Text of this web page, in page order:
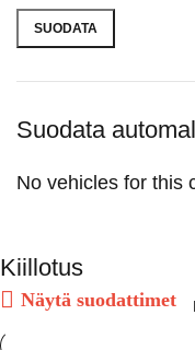
SUODATA
Suodata
No vehicles for this
Kiillotus
Näytä suodattimet